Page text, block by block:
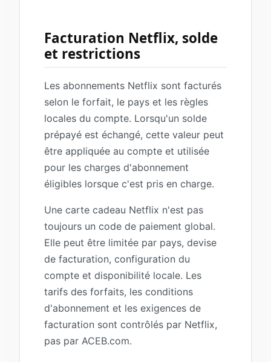
Facturation Netflix, solde
et restrictions
Les abonnements Netflix sont facturés
selon le forfait, le pays et les règles
locales du compte. Lorsqu'un solde
prépayé est échangé, cette valeur peut
être appliquée au compte et utilisée
pour les charges d'abonnement
éligibles lorsque c'est pris en charge.
Une carte cadeau Netflix n'est pas
toujours un code de paiement global.
Elle peut être limitée par pays, devise
de facturation, configuration du
compte et disponibilité locale. Les
tarifs des forfaits, les conditions
d'abonnement et les exigences de
facturation sont contrôlés par Netflix,
pas par ACEB.com.